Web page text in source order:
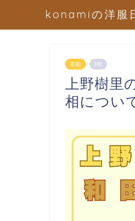
konamiの洋服
芸能 PR
上野樹里
相につい